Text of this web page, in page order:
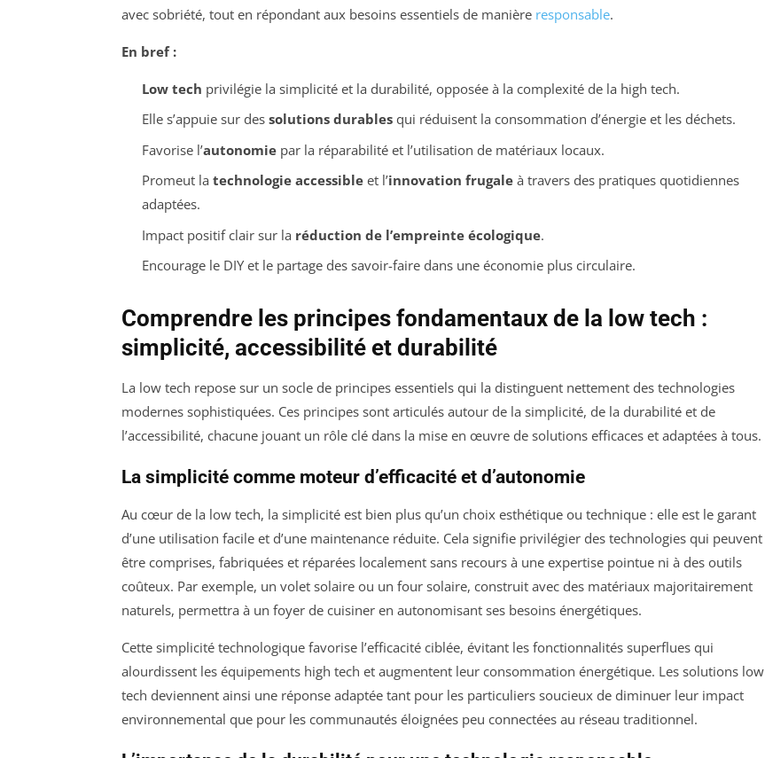
avec sobriété, tout en répondant aux besoins essentiels de manière responsable.
En bref :
Low tech privilégie la simplicité et la durabilité, opposée à la complexité de la high tech.
Elle s’appuie sur des solutions durablesqui réduisent la consommation d’énergie et les déchets.
Favorise l’autonomiepar la réparabilité et l’utilisation de matériaux locaux.
Promeut la technologie accessibleet l’innovation frugaleà travers des pratiques quotidiennes
adaptées.
Impact positif clair sur la réduction de l’empreinte écologique.
Encourage le DIY et le partage des savoir-faire dans une économie plus circulaire.
Comprendre les principes fondamentaux de la low tech :
simplicité, accessibilité et durabilité
La low tech repose sur un socle de principes essentiels qui la distinguent nettement des technologies
modernes sophistiquées. Ces principes sont articulés autour de la simplicité, de la durabilité et de
l’accessibilité, chacune jouant un rôle clé dans la mise en œuvre de solutions efficaces et adaptées à tous.
La simplicité comme moteur d’efficacité et d’autonomie
Au cœur de la low tech, la simplicité est bien plus qu’un choix esthétique ou technique : elle est le garant
d’une utilisation facile et d’une maintenance réduite. Cela signifie privilégier des technologies qui peuvent
être comprises, fabriquées et réparées localement sans recours à une expertise pointue ni à des outils
coûteux. Par exemple, un volet solaire ou un four solaire, construit avec des matériaux majoritairement
naturels, permettra à un foyer de cuisiner en autonomisant ses besoins énergétiques.
Cette simplicité technologique favorise l’efficacité ciblée, évitant les fonctionnalités superflues qui
alourdissent les équipements high tech et augmentent leur consommation énergétique. Les solutions low
tech deviennent ainsi une réponse adaptée tant pour les particuliers soucieux de diminuer leur impact
environnemental que pour les communautés éloignées peu connectées au réseau traditionnel.